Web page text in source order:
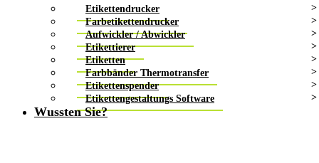
Etikettendrucker
Farbetikettendrucker
Aufwickler / Abwickler
Etikettierer
Etiketten
Farbbänder Thermotransfer
Etikettenspender
Etikettengestaltungs Software
Wussten Sie?